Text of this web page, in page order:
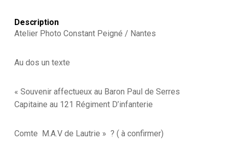
143ème
-
Description
Atelier Photo Constant Peigné / Nantes
Au dos un texte
« Souvenir affectueux au Baron Paul de Serres
Capitaine au 121 Régiment D’infanterie
Comte M.A.V de Lautrie » ? ( à confirmer)